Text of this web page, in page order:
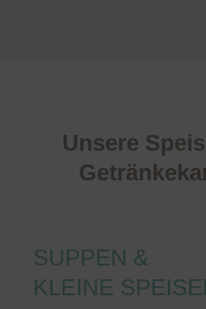
Unsere
SUPPEN &
KLEINE